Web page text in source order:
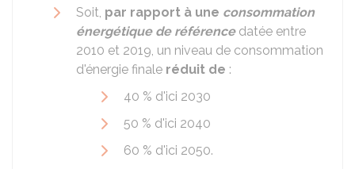
Soit, par rapport à une consommation
énergétique de référencedatée entre
2010 et 2019, un niveau de consommation
d'énergie finale réduit de :
40 % d'ici 2030
50 % d'ici 2040
60 % d'ici 2050.